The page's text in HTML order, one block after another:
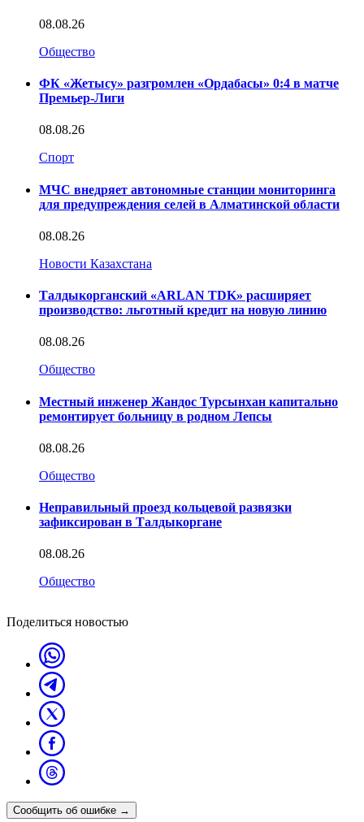
08.08.26
Общество
ФК «Жетысу» разгромлен «Ордабасы» 0:4 в матче
Премьер-Лиги
08.08.26
Спорт
МЧС внедряет автономные станции мониторинга
для предупреждения селей в Алматинской области
08.08.26
Новости Казахстана
Талдыкорганский «ARLAN TDK» расширяет
производство: льготный кредит на новую линию
08.08.26
Общество
Местный инженер Жандос Турсынхан капитально
ремонтирует больницу в родном Лепсы
08.08.26
Общество
Неправильный проезд кольцевой развязки
зафиксирован в Талдыкоргане
08.08.26
Общество
Поделиться новостью
Сообщить об ошибке →